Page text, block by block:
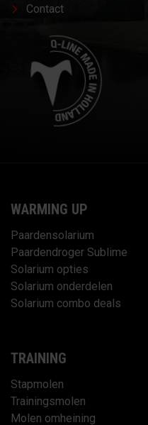
Contact
WARMING UP
Paardensolarium
Paardendroger Sublime
Solarium opties
Solarium onderdelen
Solarium combo deals
TRAINING
Stapmolen
Trainingsmolen
Molen omheining